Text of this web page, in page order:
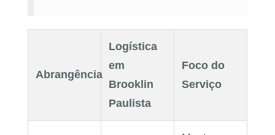
Abrangência
Logística
em
Brooklin
Paulista
Foco do
Serviço